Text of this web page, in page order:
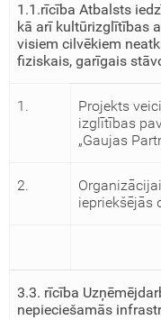
1.1.rīcība Atbalsts
kā arī kultūrizglītības
visiem cilvēkiem
fiziskais, garīgais
1.
Projekts
izglītības
„Gaujas
2.
iepriekšējās
3.3. rīcība
nepieciešamās